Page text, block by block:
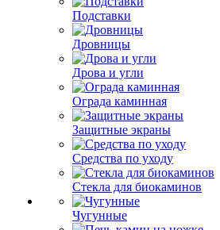
Подставки
Дровницы
Дрова и угли
Ограда каминная
Защитные экраны
Средства по уходу
Стекла для биокаминов
Чугунные